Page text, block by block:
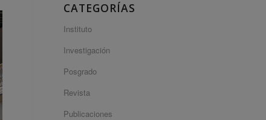
CATEGORÍAS
Instituto
Investigación
Posgrado
Revista
Publicaciones